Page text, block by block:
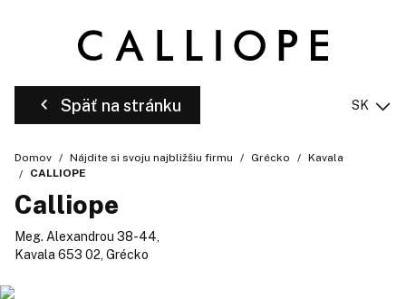
Späť na stránku SK
Domov Nájdite si svoju najbližšiu firmu Grécko
Kavala
CALLIOPE
Calliope
Meg. Alexandrou 38-44,
Kavala 653 02, Grécko